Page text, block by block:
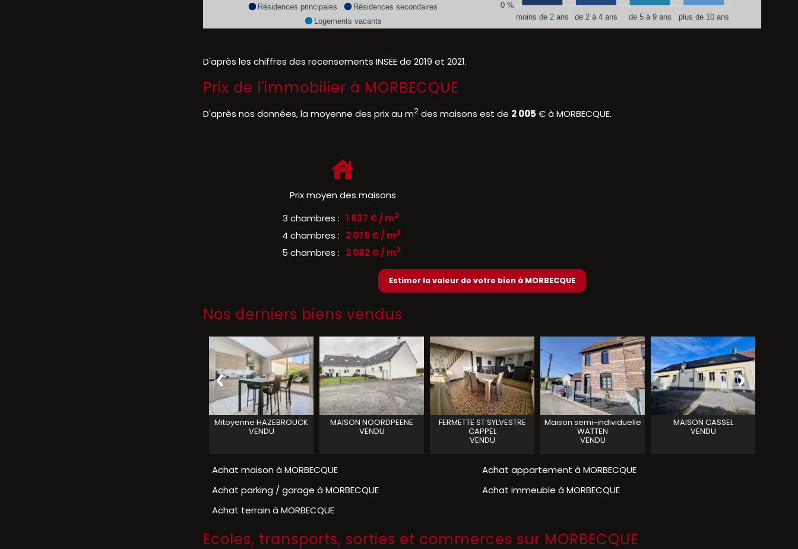
Résidences principales
Résidences secondaires
Logements vacants
0 %
moins de 2 ans
de 2 à 4 ans de 5 à 9 ans plus de 10 ans
D'après les chiffres des recensements INSEE de 2019 et 2021.
Prix de l'immobilier à MORBECQUE
D'après nos données, la moyenne des prix au m2 des maisons est de 2 005 € à MORBECQUE.
Prix moyen des maisons
3 chambres : 1 837 € / m2
4 chambres : 2 076 € / m2
5 chambres : 2 082 € / m2
Estimer la valeur de votre bien à MORBECQUE
Nos derniers biens vendus
Mitoyenne HAZEBROUCK
VENDU
MAISON NOORDPEENE
VENDU
FERMETTE ST SYLVESTRE
CAPPEL
VENDU
Maison semi-individuelle
WATTEN
VENDU
MAISON CASSEL
VENDU
Achat maison à MORBECQUE
Achat appartement à MORBECQUE
Achat parking / garage à MORBECQUE
Achat immeuble à MORBECQUE
Achat terrain à MORBECQUE
Ecoles, transports, sorties et commerces sur MORBECQUE